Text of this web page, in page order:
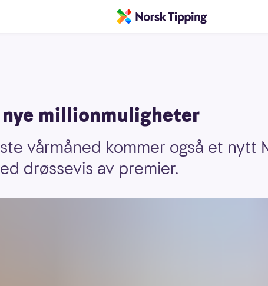
millionmuligheter
vårmåned kommer også et nytt
drøssevis av premier.